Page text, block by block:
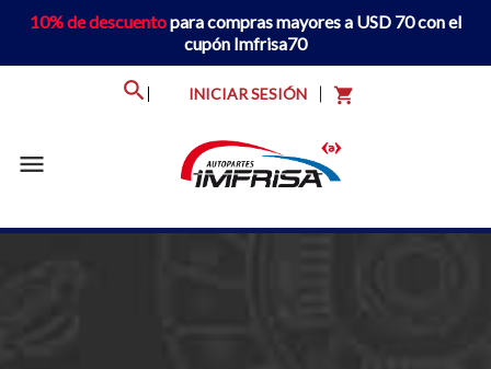
10% de descuentopara compras mayores a USD 70 con el
cupón Imfrisa70
INICIAR SESIÓN shopping_cart
menu